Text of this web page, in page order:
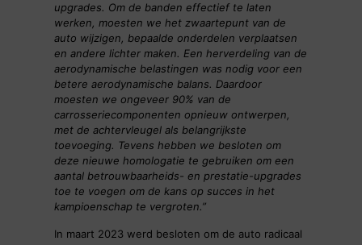
upgrades. Om de banden effectief te laten
werken, moesten we het zwaartepunt van de
auto wijzigen, bepaalde onderdelen verplaatsen
en andere lichter maken. Een herverdeling van de
aerodynamische belastingen was nodig voor een
betere aerodynamische balans. Daardoor
moesten we ongeveer 90% van de
carrosseriecomponenten opnieuw ontwerpen,
met de achtervleugel als belangrijkste
toevoeging. Tevens hebben we besloten om
deze nieuwe homologatie te gebruiken om een
aantal betrouwbaarheids- en prestatie-upgrades
toe te voegen om de kans op succes in het
kampioenschap te vergroten.”
In maart 2023 werd besloten om de auto radicaal